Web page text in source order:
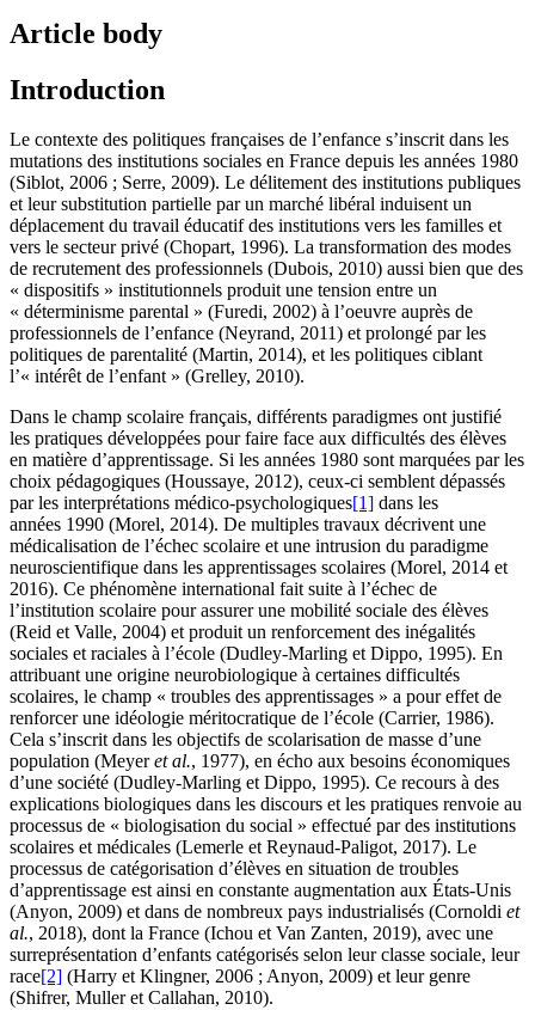
Article body
Introduction
Le contexte des politiques françaises de l’enfance s’inscrit dans les
mutations des institutions sociales en France depuis les années 1980
(Siblot, 2006 ; Serre, 2009). Le délitement des institutions publiques
et leur substitution partielle par un marché libéral induisent un
déplacement du travail éducatif des institutions vers les familles et
vers le secteur privé (Chopart, 1996). La transformation des modes
de recrutement des professionnels (Dubois, 2010) aussi bien que des
« dispositifs » institutionnels produit une tension entre un
« déterminisme parental » (Furedi, 2002) à l’oeuvre auprès de
professionnels de l’enfance (Neyrand, 2011) et prolongé par les
politiques de parentalité (Martin, 2014), et les politiques ciblant
l’« intérêt de l’enfant » (Grelley, 2010).
Dans le champ scolaire français, différents paradigmes ont justifié
les pratiques développées pour faire face aux difficultés des élèves
en matière d’apprentissage. Si les années 1980 sont marquées par les
choix pédagogiques (Houssaye, 2012), ceux-ci semblent dépassés
par les interprétations médico-psychologiques[1] dans les
années 1990 (Morel, 2014). De multiples travaux décrivent une
médicalisation de l’échec scolaire et une intrusion du paradigme
neuroscientifique dans les apprentissages scolaires (Morel, 2014 et
2016). Ce phénomène international fait suite à l’échec de
l’institution scolaire pour assurer une mobilité sociale des élèves
(Reid et Valle, 2004) et produit un renforcement des inégalités
sociales et raciales à l’école (Dudley-Marling et Dippo, 1995). En
attribuant une origine neurobiologique à certaines difficultés
scolaires, le champ « troubles des apprentissages » a pour effet de
renforcer une idéologie méritocratique de l’école (Carrier, 1986).
Cela s’inscrit dans les objectifs de scolarisation de masse d’une
population (Meyeret al., 1977), en écho aux besoins économiques
d’une société (Dudley-Marling et Dippo, 1995). Ce recours à des
explications biologiques dans les discours et les pratiques renvoie au
processus de « biologisation du social » effectué par des institutions
scolaires et médicales (Lemerle et Reynaud-Paligot, 2017). Le
processus de catégorisation d’élèves en situation de troubles
d’apprentissage est ainsi en constante augmentation aux États-Unis
(Anyon, 2009) et dans de nombreux pays industrialisés (Cornoldi et
al., 2018), dont la France (Ichou et Van Zanten, 2019), avec une
surreprésentation d’enfants catégorisés selon leur classe sociale, leur
race[2] (Harry et Klingner, 2006 ; Anyon, 2009) et leur genre
(Shifrer, Muller et Callahan, 2010).